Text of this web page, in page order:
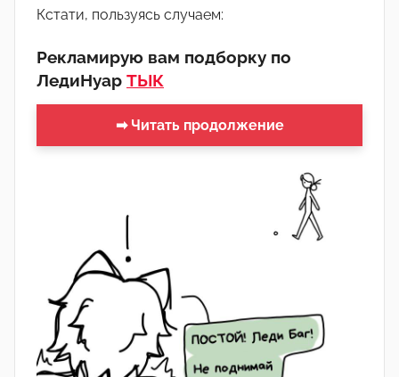
м
а
а
(
р
р
-
а
Кстати, пользуясь случаем:
Рекламирую вам подборку по
ЛедиНуар ТЫК
➡ Читать продолжение